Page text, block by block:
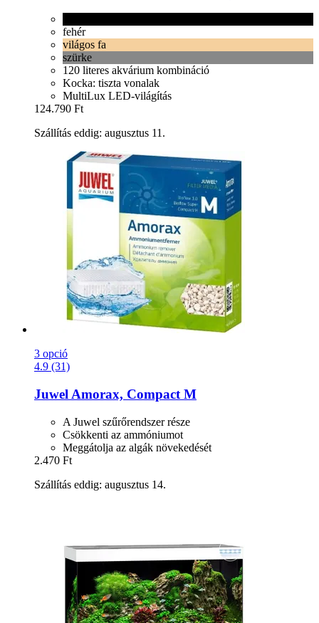
fehér
világos fa
szürke
120 literes akvárium kombináció
Kocka: tiszta vonalak
MultiLux LED-világítás
124.790 Ft
Szállítás eddig: augusztus 11.
3 opció
4.9 (31)
JuwelAmorax, Compact M
A Juwel szűrőrendszer része
Csökkenti az ammóniumot
Meggátolja az algák növekedését
2.470 Ft
Szállítás eddig: augusztus 14.